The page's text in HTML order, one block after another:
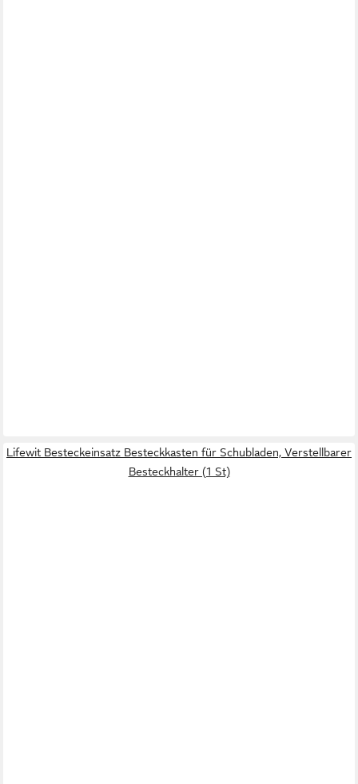
Lifewit Besteckeinsatz Besteckkasten für Schubladen, Verstellbarer
Besteckhalter (1 St)